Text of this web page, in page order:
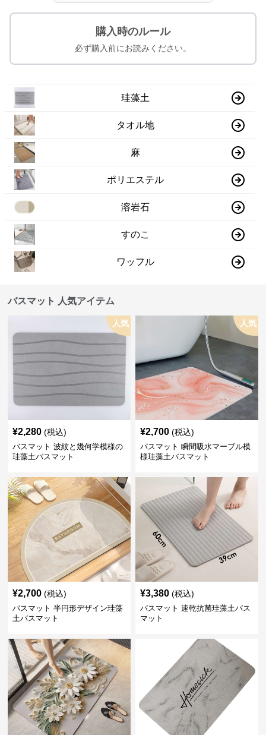
購入時のルール
必ず購入前にお読みください。
珪藻土
タオル地
麻
ポリエステル
溶岩石
すのこ
ワッフル
バスマット 人気アイテム
人気
¥2,280 (税込)
バスマット 波紋と幾何学模様の
珪藻土バスマット
人気
¥2,700 (税込)
バスマット 瞬間吸水マーブル模
様珪藻土バスマット
¥2,700 (税込)
バスマット 半円形デザイン珪藻
土バスマット
¥3,380 (税込)
バスマット 速乾抗菌珪藻土バス
マット